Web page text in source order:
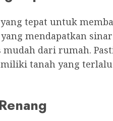
tepat untuk
mendapatkan
dari rumah.
tanah yang